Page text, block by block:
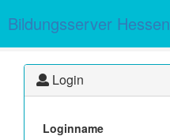
Bildungsserver Hessen
Login
Loginname